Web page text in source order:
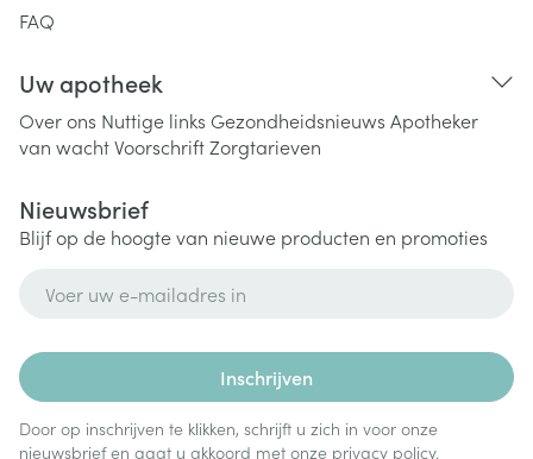
FAQ
Uw apotheek
Over ons Nuttige links Gezondheidsnieuws Apotheker
van wachtVoorschriftZorgtarieven
Nieuwsbrief
Blijf op de hoogte van nieuwe producten en promoties
Inschrijven
Door op inschrijven te klikken, schrijft u zich in voor onze
nieuwsbrief en gaat u akkoord met onze privacy policy.